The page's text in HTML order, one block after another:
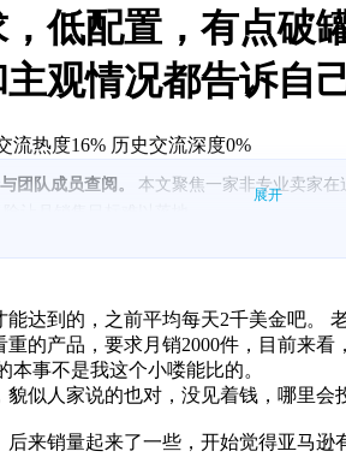
低配置，有点破
观情况都告诉自
流热度16% 历史交流深度0%
团队成员查阅。 本文聚焦一家非专业卖家在
易受挫。
败带来损失。
与现状不匹配，需资源和领导力支持。
展开
达到的，之前平均每天2千美金吧。
的产品，要求月销2000件，目前来
事不是我这个小喽能比的。
似人家说的也对，没见着钱，哪里会
来销量起来了一些，开始觉得亚马逊